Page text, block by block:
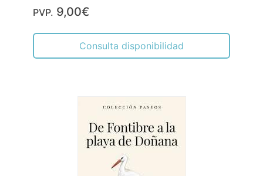
PVP. 9,00€
Consulta disponibilidad